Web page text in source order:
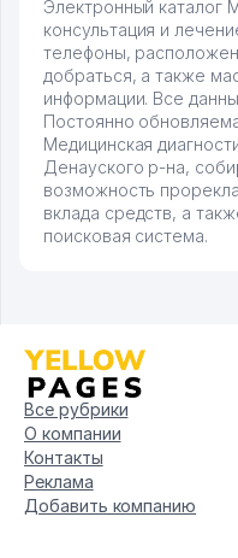
Электронный каталог
консультация и
телефоны,
добраться, а также
информации. Все
Постоянно
Медицинская
Денауского р-на,
возможность
вклада средств, а
поисковая система.
Все рубрики
О компании
Контакты
Реклама
Добавить компанию